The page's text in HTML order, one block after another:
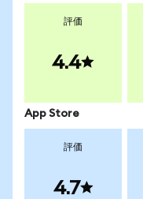
評価
4.4
App Store
評価
4.7